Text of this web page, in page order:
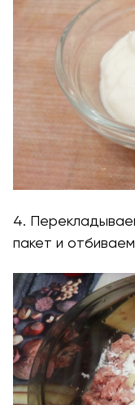
4.
пакет и